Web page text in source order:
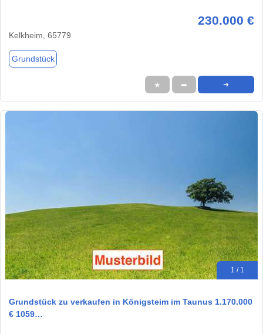
230.000 €
Kelkheim, 65779
Grundstück
★ ➦ ➜
1 / 1
Grundstück zu verkaufen in Königsteim im Taunus 1.170.000
€ 1059…